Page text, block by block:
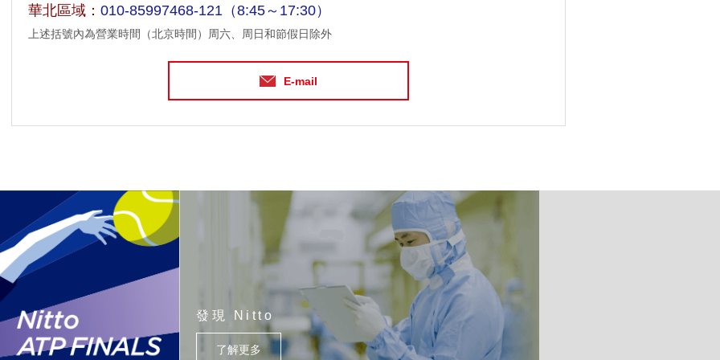
華北區域： 010-85997468-121 （8:45～17:30）
上述括號內為營業時間（北京時間）周六、周日和節假日除外
E-mail
發現 Nitto
了解更多